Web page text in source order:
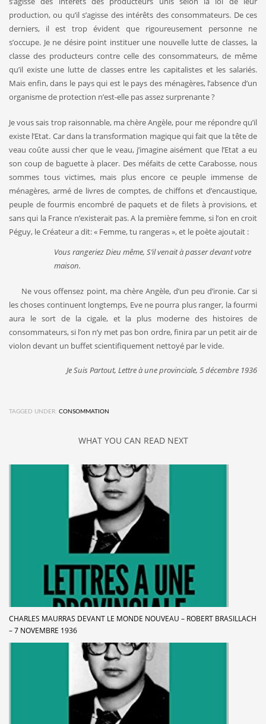
production, ou qu’il s’agisse des intérêts des consommateurs. De ces
derniers, il est trop évident que rigoureusement personne ne
s’occupe. Je ne désire point instituer une nouvelle lutte de classes, la
classe des producteurs contre celle des consommateurs, de même
qu’il existe une lutte de classes entre les capitalistes et les salariés.
Mais enfin, dans le pays qui est le pays des ménagères, l’absence d’un
organisme de protection n’est-elle pas assez surpre­nante ?
Je vous sais trop raisonnable, ma chère Angèle, pour me répon­dre qu’il
existe l’Etat. Car dans la transformation magique qui fait que la tête de
veau coûte aussi cher que le veau, j’imagine aisément que l’Etat a eu
son coup de baguette à placer. Des méfaits de cette Carabosse, nous
sommes tous victimes, mais plus encore ce peuple immense de
ménagères, armé de livres de comptes, de chiffons et d’encaustique,
peuple de fourmis encombré de paquets et de filets à provisions, et
sans qui la France n’existerait pas. A la première femme, si l’on en croit
Péguy, le Créateur a dit: « Femme, tu range­ras », et le poète ajoutait :
Vous rangeriez Dieu même, S’il venait à passer devant votre
maison.
Ne vous offensez point, ma chère Angèle, d’un peu d’ironie. Car si
les choses continuent longtemps, Eve ne pourra plus ranger, la fourmi
aura le sort de la cigale, et la plus moderne des histoires de
consommateurs, si l’on n’y met pas bon ordre, finira par un petit air de
violon devant un buffet scientifiquement nettoyé par le vide.
Je Suis Partout, Lettre à une provinciale, 5 décembre 1936
TAGGED UNDER: CONSOMMATION
WHAT YOU CAN READ NEXT
CHARLES MAURRAS DEVANT LE MONDE NOUVEAU – ROBERT BRASILLACH
– 7 NOVEMBRE 1936